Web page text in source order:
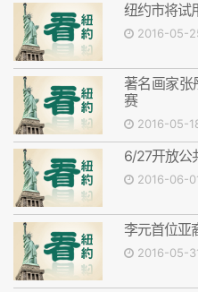
纽约市将试
2016-05-
著名画家张
赛
2016-05-
6/27开放公
2016-06-
李元首位亚
2016-05-